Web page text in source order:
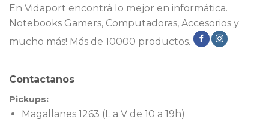
En Vidaport encontrá lo mejor en informática.
Notebooks Gamers, Computadoras, Accesorios y
mucho más! Más de 10000 productos.
Contactanos
Pickups:
Magallanes 1263 (L a V de 10 a 19h)